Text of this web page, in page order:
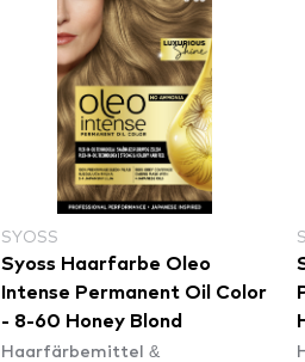
SYOSS
Syoss Haarfarbe Oleo
Intense Permanent Oil Color
- 8-60 Honey Blond
Haarfärbemittel &